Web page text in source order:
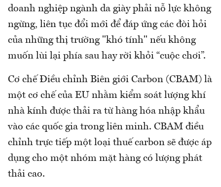
doanh nghiệp ngành da giày phải nỗ lực không
ngừng, liên tục đổi mới để đáp ứng các đòi hỏi
của những thị trường "khó tính" nếu không
muốn lùi lại phía sau hay rời khỏi “cuộc chơi”.
Cơ chế Điều chỉnh Biên giới Carbon (CBAM) là
một cơ chế của EU nhằm kiểm soát lượng khí
nhà kính được thải ra từ hàng hóa nhập khẩu
vào các quốc gia trong liên minh. CBAM điều
chỉnh trực tiếp một loại thuế carbon sẽ được áp
dụng cho một nhóm mặt hàng có lượng phát
thải cao.